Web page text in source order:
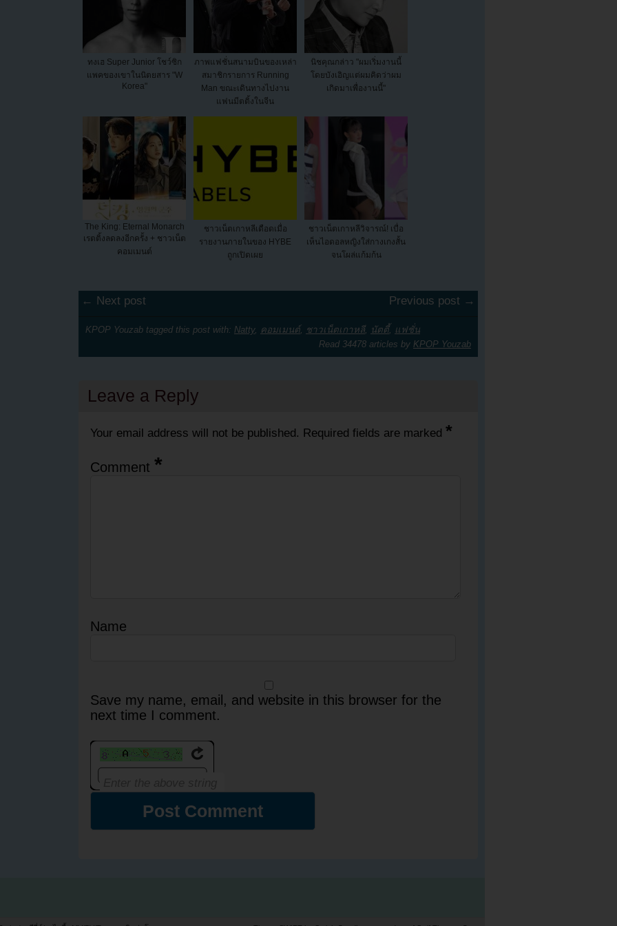
ทงเฮ Super Junior โชว์ซิก
แพคของเขาในนิตยสาร "W
Korea"
ภาพแฟชั่นสนามบินของเหล่า
สมาชิกรายการ Running
Man ขณะเดินทางไปงาน
แฟนมีตติ้งในจีน
นิชคุณกล่าว "ผมเริ่มงานนี้
โดยบังเอิญแต่ผมคิดว่าผม
เกิดมาเพื่องานนี้"
The King: Eternal Monarch
เรตติ้งลดลงอีกครั้ง + ชาวเน็ต
คอมเมนต์
ชาวเน็ตเกาหลีเดือดเมื่อ
รายงานภายในของ HYBE
ถูกเปิดเผย
ชาวเน็ตเกาหลีวิจารณ์! เบื่อ
เห็นไอดอลหญิงใส่กางเกงสั้น
จนโผล่แก้มก้น
← Next post Previous post →
KPOP Youzab tagged this post with: Natty, คอมเมนต์, ชาวเน็ตเกาหลี, นัตตี้, แฟชั่น
Read 34478 articles by KPOP Youzab
Leave a Reply
Your email address will not be published. Required fields are marked *
Comment *
Name
Save my name, email, and website in this browser for the
next time I comment.